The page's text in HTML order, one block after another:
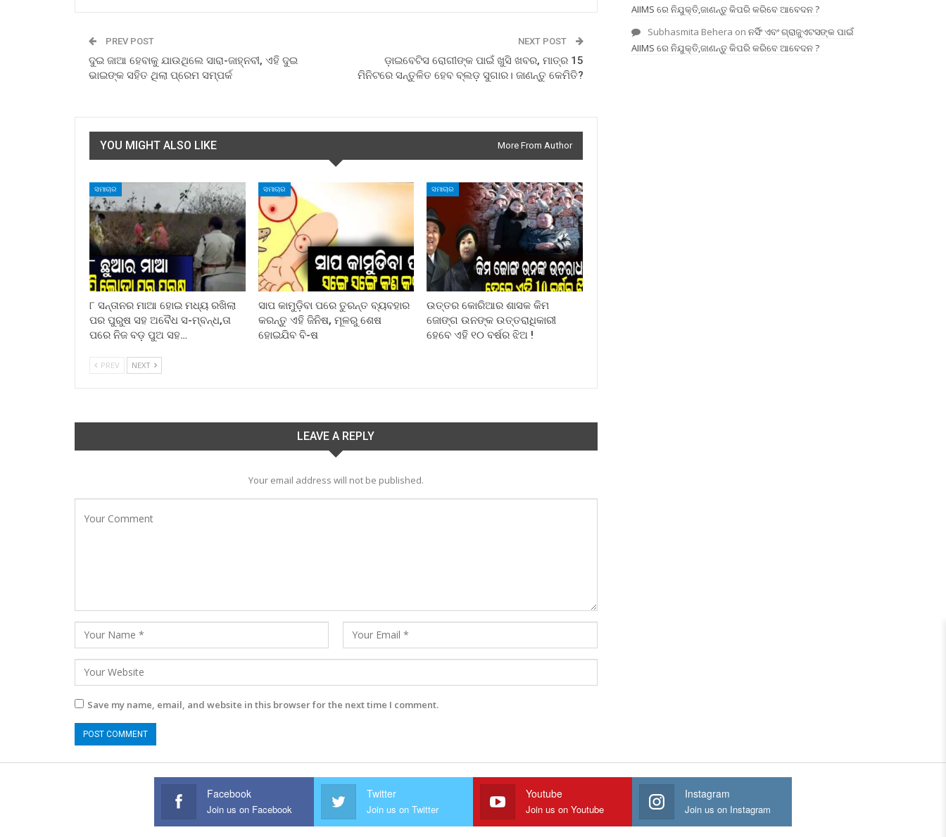
PREV POST
ଦୁଇ ଜାଆ ହେବାକୁ ଯାଉଥିଲେ ସାରା-ଜାହ୍ନବୀ, ଏହି ଦୁଇ
ଭାଇଙ୍କ ସହିତ ଥିଲା ପ୍ରେମ ସମ୍ପର୍କ
NEXT POST
ଡ଼ାଇବେଟିସ ରୋଗୀଙ୍କ ପାଇଁ ଖୁସି ଖବର, ମାତ୍ର 15
ମିନିଟରେ ସନ୍ତୁଳିତ ହେବ ବ୍ଲଡ଼ ସୁଗାର। ଜାଣନ୍ତୁ କେମିତି?
YOU MIGHT ALSO LIKE More From Author
ସମାଚାର
୮ ସନ୍ତାନର ମାଆ ହୋଇ ମଧ୍ୟ ରଖିଲା
ପର ପୁରୁଷ ସହ ଅବୈଧ ସ-ମ୍ବନ୍ଧ,ତା
ପରେ ନିଜ ବଡ଼ ପୁଅ ସହ…
ସମାଚାର
ସାପ କାମୁଡ଼ିବା ପରେ ତୁରନ୍ତ ବ୍ୟବହାର
କରନ୍ତୁ ଏହି ଜିନିଷ, ମୂଳରୁ ଶେଷ
ହୋଇଯିବ ବି-ଷ
ସମାଚାର
ଉତ୍ତର କୋରିଆର ଶାସକ କିମ
ଜୋଙ୍ଗ ଉନଙ୍କ ଉତ୍ତରାଧିକାରୀ
ହେବେ ଏହି ୧୦ ବର୍ଷର ଝିଅ !
PREV NEXT
LEAVE A REPLY
Your email address will not be published.
Save my name, email, and website in this browser for the next time I comment.
AIIMS ରେ ନିଯୁକ୍ତି,ଜାଣନ୍ତୁ କିପରି କରିବେ ଆବେଦନ ?
Subhasmita Behera on ନର୍ସିଂ ଏବଂ ଗ୍ରାଜୁଏଟସଙ୍କ ପାଇଁ
AIIMS ରେ ନିଯୁକ୍ତି,ଜାଣନ୍ତୁ କିପରି କରିବେ ଆବେଦନ ?
Facebook
Join us on Facebook
Twitter
Join us on Twitter
Youtube
Join us on Youtube
Instagram
Join us on Instagram